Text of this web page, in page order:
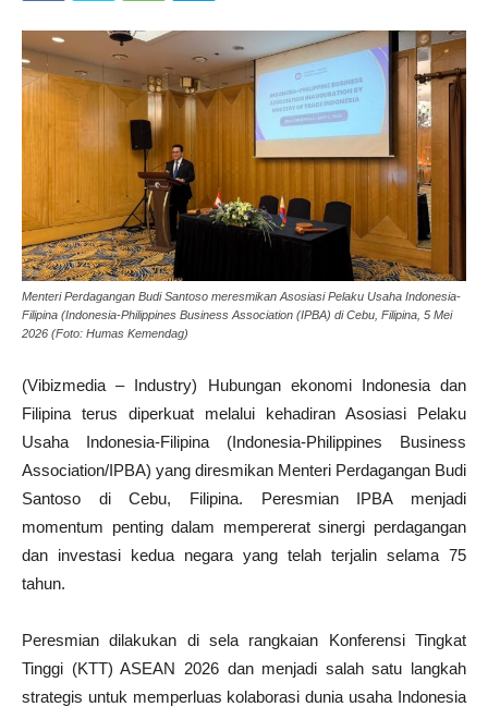
Menteri Perdagangan Budi Santoso meresmikan Asosiasi Pelaku Usaha Indonesia-
Filipina (Indonesia-Philippines Business Association (IPBA) di Cebu, Filipina, 5 Mei
2026 (Foto: Humas Kemendag)
(Vibizmedia – Industry) Hubungan ekonomi Indonesia dan
Filipina terus diperkuat melalui kehadiran Asosiasi Pelaku
Usaha Indonesia-Filipina (Indonesia-Philippines Business
Association/IPBA) yang diresmikan Menteri Perdagangan Budi
Santoso di Cebu, Filipina. Peresmian IPBA menjadi
momentum penting dalam mempererat sinergi perdagangan
dan investasi kedua negara yang telah terjalin selama 75
tahun.
Peresmian dilakukan di sela rangkaian Konferensi Tingkat
Tinggi (KTT) ASEAN 2026 dan menjadi salah satu langkah
strategis untuk memperluas kolaborasi dunia usaha Indonesia